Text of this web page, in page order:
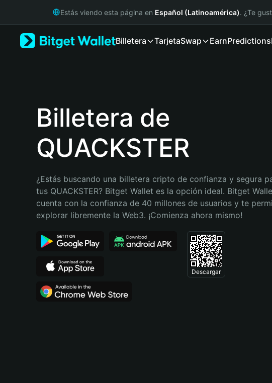
Русский
Português (Portugal)
Bahasa Indonesia
Português (Brasil)
Español (Argentina)
Estás viendo esta página en Español (Latinoamérica). ¿Te
Billetera TarjetaSwap EarnPredictions
Billetera de
QUACKSTER
¿Estás buscando una billetera cripto de confianza y segura
tus QUACKSTER? Bitget Wallet es la opción ideal. Bitget
cuenta con la confianza de 40 millones de usuarios y te
explorar libremente la Web3. ¡Comienza ahora mismo!
Descargar